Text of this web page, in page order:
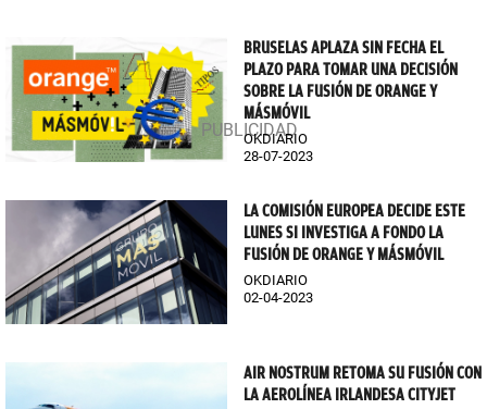
BRUSELAS APLAZA SIN FECHA EL
PLAZO PARA TOMAR UNA DECISIÓN
SOBRE LA FUSIÓN DE ORANGE Y
MÁSMÓVIL
OKDIARIO
28-07-2023
LA COMISIÓN EUROPEA DECIDE ESTE
LUNES SI INVESTIGA A FONDO LA
FUSIÓN DE ORANGE Y MÁSMÓVIL
OKDIARIO
02-04-2023
AIR NOSTRUM RETOMA SU FUSIÓN CON
LA AEROLÍNEA IRLANDESA CITYJET